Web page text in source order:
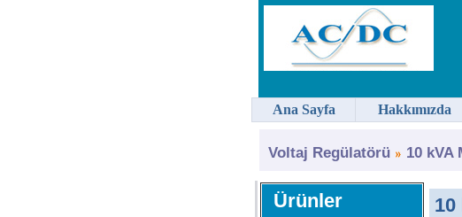
Voltaj Regülatörü 10 kVA
Ürünler 10
Ana Sayfa Hakkımızda